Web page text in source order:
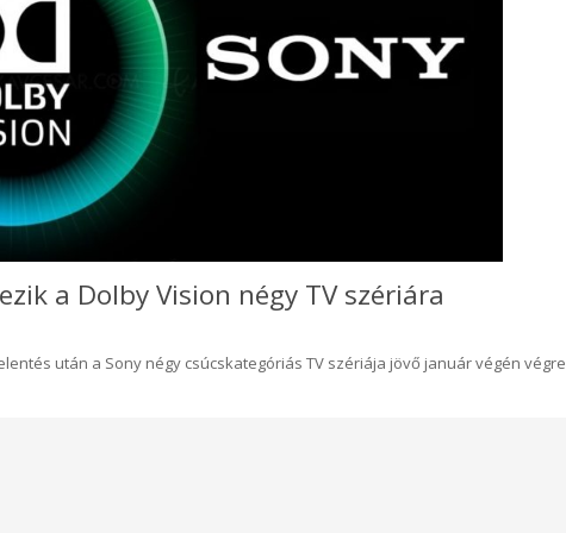
a Dolby Vision négy TV szériára
után a Sony négy csúcskategóriás TV szériája jövő január végén végre